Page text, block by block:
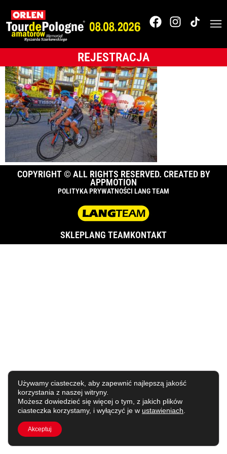
REJESTRACJA
Tour de Pologne
2019
COPYRIGHT © ALL RIGHTS RESERVED. CREATED BY
APPMOTION
POLITYKA PRYWATNOŚCI LANG TEAM
SKLEPLANG TEAMKONTAKT
Używamy ciasteczek, aby zapewnić najlepszą jakość
korzystania z naszej witryny.
Możesz dowiedzieć się więcej o tym, z jakich plików
ciasteczka korzystamy, i wyłączyć je w ustawieniach
Akceptuj